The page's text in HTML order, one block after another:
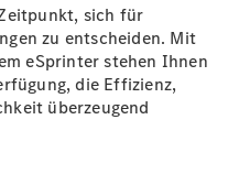
sich für
zu entscheiden. Mit
eSprinter stehen Ihnen
die Effizienz,
überzeugend